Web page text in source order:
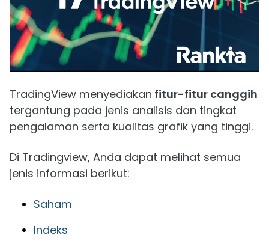
TradingView menyediakan fitur-fitur canggih
tergantung pada jenis analisis dan tingkat
pengalaman serta kualitas grafik yang tinggi.
Di Tradingview, Anda dapat melihat semua
jenis informasi berikut:
Saham
Indeks